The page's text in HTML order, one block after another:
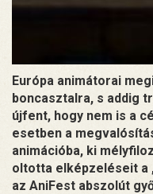
Európa animátorai
boncasztalra, s addig
újfent, hogy nem is a
esetben a
animációba, ki
oltotta elképzeléseit a
az AniFest abszolút